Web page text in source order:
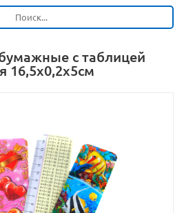
с таблицей
16,5х0,2х5см